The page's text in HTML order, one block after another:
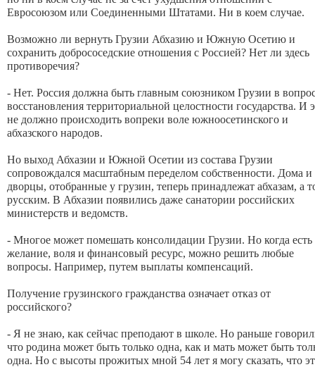
Евросоюзом или Соединенными Штатами. Ни в коем случае.
Возможно ли вернуть Грузии Абхазию и Южную Осетию и
сохранить добрососедские отношения с Россией? Нет ли здесь
противоречия?
- Нет. Россия должна быть главным союзником Грузии в
восстановления территориальной целостности государства. И
не должно происходить вопреки воле южноосетинского и
абхазского народов.
Но выход Абхазии и Южной Осетии из состава Грузии
сопровождался масштабным переделом собственности. Дома и
дворцы, отобранные у грузин, теперь принадлежат абхазам, а
русским. В Абхазии появились даже санатории российских
министерств и ведомств.
- Многое может помешать консолидации Грузии. Но когда есть
желание, воля и финансовый ресурс, можно решить любые
вопросы. Например, путем выплаты компенсаций.
Получение грузинского гражданства означает отказ от
российского?
- Я не знаю, как сейчас преподают в школе. Но раньше
что родина может быть только одна, как и мать может быть
одна. Но с высоты прожитых мной 54 лет я могу сказать, что